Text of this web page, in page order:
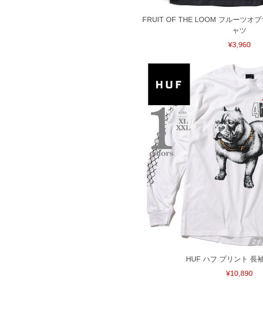
FRUIT OF THE LOOM フルーツオ
ャツ
¥3,960
HUF ハフ プリント 長
¥10,890